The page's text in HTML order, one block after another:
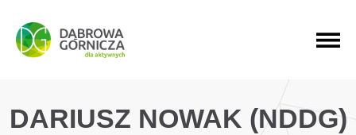
PRZEJDŹ DO MENU GŁÓWNEGO
PRZEJDŹ DO WYSZUKIWARKI
PRZEJDŹ DO TREŚCI
DARIUSZ NOWAK (NDDG)